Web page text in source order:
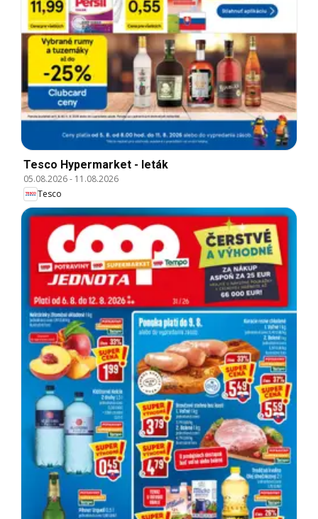
Tesco Hypermarket - leták
05.08.2026- 11.08.2026
Tesco